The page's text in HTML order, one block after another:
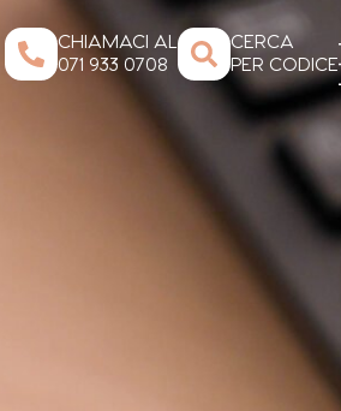
CHIAMACI AL
071 933 0708
CERCA
PER CODICE